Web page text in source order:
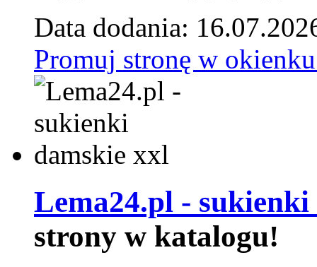
Data dodania:
Promuj stronę w
Lema24.pl -
strony w katalogu!